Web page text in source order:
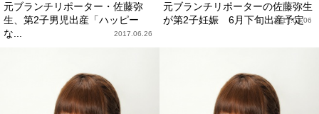
元ブランチリポーター・佐藤弥
生、第2子男児出産「ハッピー
な...
2017.06.26
元ブランチリポーターの佐藤弥生
が第2子妊娠 6月下旬出産予定
2017.03.06